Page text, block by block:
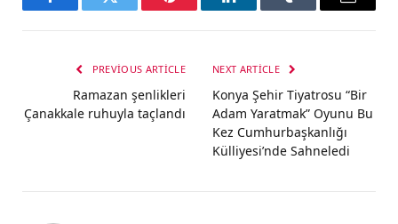
FacebookTwitter Pinterest LinkedInTumblr Email
PREVIOUS ARTICLE
Ramazan şenlikleri
Çanakkale ruhuyla taçlandı
NEXT ARTICLE
Konya Şehir Tiyatrosu “Bir
Adam Yaratmak” Oyunu Bu
Kez Cumhurbaşkanlığı
Külliyesi’nde Sahneledi